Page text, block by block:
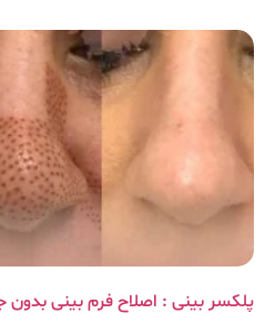
پلکسر بینی : اصلاح فرم بینی بدون